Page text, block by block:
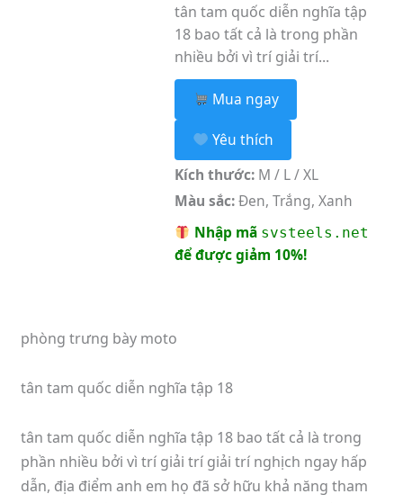
tân tam quốc diễn nghĩa tập
18 bao tất cả là trong phần
nhiều bởi vì trí giải trí...
Mua ngay
Yêu thích
Kích thước:M / L / XL
Màu sắc:Đen, Trắng, Xanh
Nhập mã svsteels.net
để được giảm 10%!
phòng trưng bày moto
tân tam quốc diễn nghĩa tập 18
tân tam quốc diễn nghĩa tập 18 bao tất cả là trong
phần nhiều bởi vì trí giải trí giải trí nghịch ngay hấp
dẫn, địa điểm anh em họ đã sở hữu khả năng tham